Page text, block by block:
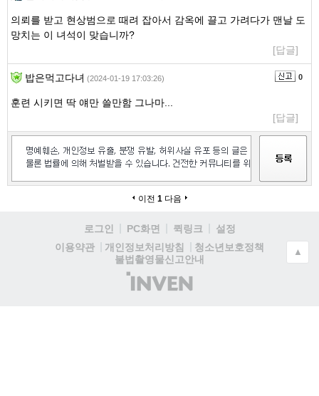
의뢰를 받고 현상범으로 때려 잡아서 감옥에 끌고 가려다가 맨날 도
망치는 이 녀석이 맞습니까?
[답글]
밥은먹고다녀 (2024-01-19 17:03:26) 0
훈련 시키면 딱 얘만 쓸만함 그나마...
[답글]
이전 1 다음
로그인 PC화면 퀵링크
설정
이용약관
개인정보처리방침
청소년보호정책
불법촬영물신고안내
(주)
인
▲